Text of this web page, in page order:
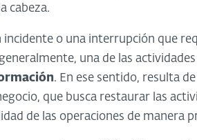
cabeza.
incidente o una interrupción que
una de las
. En ese sentido, resulta
que busca restaurar las
de las operaciones de manera